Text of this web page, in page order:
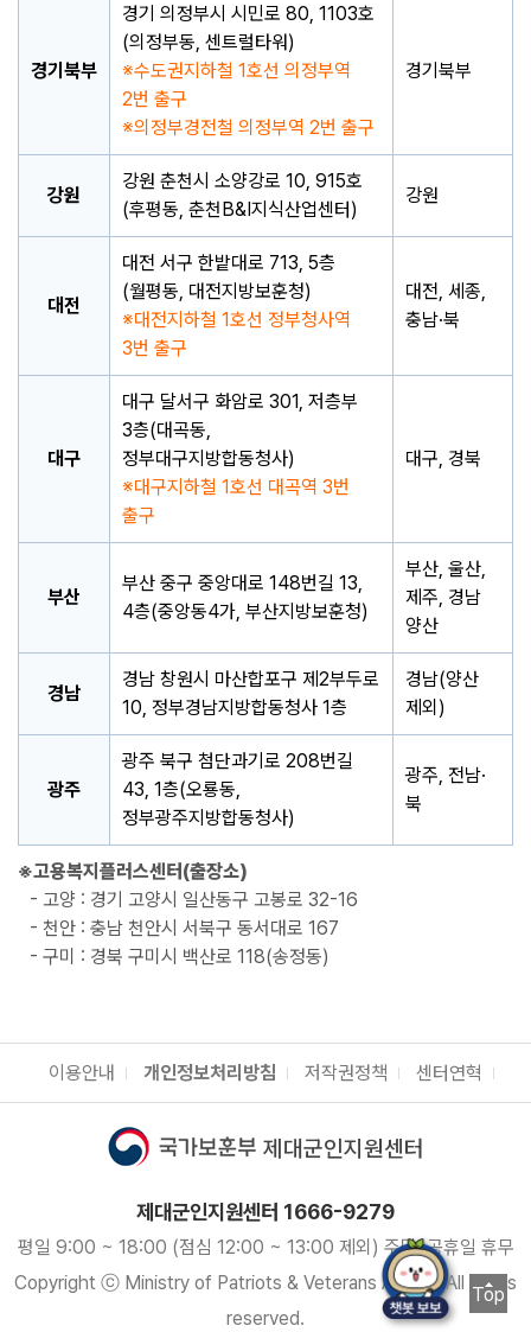
경기북부
경기 의정부시 시민로 80, 1103호
(의정부동, 센트럴타워)
수도권지하철 1호선 의정부역
2번 출구
의정부경전철 의정부역 2번 출구
경기북부
강원
강원 춘천시 소양강로 10, 915호
(후평동, 춘천B&I지식산업센터)
강원
대전
대전 서구 한밭대로 713, 5층
(월평동, 대전지방보훈청)
대전지하철 1호선 정부청사역
3번 출구
대전, 세종,
충남·북
대구
대구 달서구 화암로 301, 저층부
3층(대곡동,
정부대구지방합동청사)
대구지하철 1호선 대곡역 3번
출구
대구, 경북
부산
부산 중구 중앙대로 148번길 13,
4층(중앙동4가, 부산지방보훈청)
부산, 울산,
제주, 경남
양산
경남
경남 창원시 마산합포구 제2부두로
10, 정부경남지방합동청사 1층
경남(양산
제외)
광주
광주 북구 첨단과기로 208번길
43, 1층(오룡동,
정부광주지방합동청사)
광주, 전남·
북
※고용복지플러스센터(출장소)
- 고양 : 경기 고양시 일산동구 고봉로 32-16
- 천안 : 충남 천안시 서북구 동서대로 167
- 구미 : 경북 구미시 백산로 118(송정동)
이용안내 개인정보처리방침 저작권정책 센터연혁
제대군인지원센터
제대군인지원센터 1666-9279
평일 9:00 ~ 18:00 (점심 12:00 ~ 13:00 제외) 주말, 공휴일 휴무
Copyright ⓒ Ministry of Patriots & Veterans Affairs. All rights
reserved.
Top